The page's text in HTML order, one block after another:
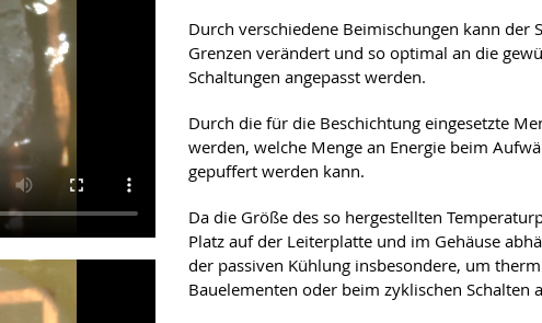
Durch verschiedene Beimischungen kann der
Grenzen verändert und so optimal an die
Schaltungen angepasst werden.
Durch die für die Beschichtung eingesetzte
werden, welche Menge an Energie beim
gepuffert werden kann.
Da die Größe des so hergestellten
Platz auf der Leiterplatte und im Gehäuse
der passiven Kühlung insbesondere, um
Bauelementen oder beim zyklischen Schalten